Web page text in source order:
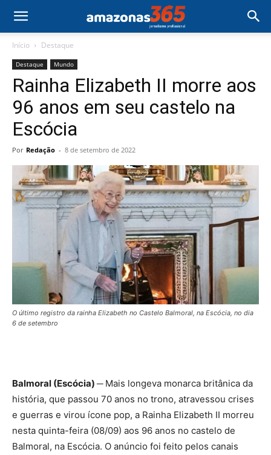
Início Destaque
Destaque Mundo
Rainha Elizabeth II morre aos
96 anos em seu castelo na
Escócia
Por Redação - 8 de setembro de 2022
O último registro da rainha Elizabeth no Castelo Balmoral, na Escócia, no dia
6 de setembro
Balmoral (Escócia) ─ Mais longeva monarca britânica da
história, que passou 70 anos no trono, atravessou crises
e guerras e virou ícone pop, a Rainha Elizabeth II morreu
nesta quinta-feira (08/09) aos 96 anos no castelo de
Balmoral, na Escócia. O anúncio foi feito pelos canais